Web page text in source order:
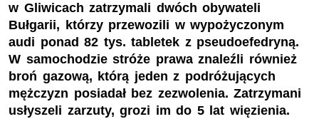
w Gliwicach zatrzymali dwóch obywateli
Bułgarii, którzy przewozili w wypożyczonym
audi ponad 82 tys. tabletek z pseudoefedryną.
W samochodzie stróże prawa znaleźli również
broń gazową, którą jeden z podróżujących
mężczyzn posiadał bez zezwolenia. Zatrzymani
usłyszeli zarzuty, grozi im do 5 lat więzienia.